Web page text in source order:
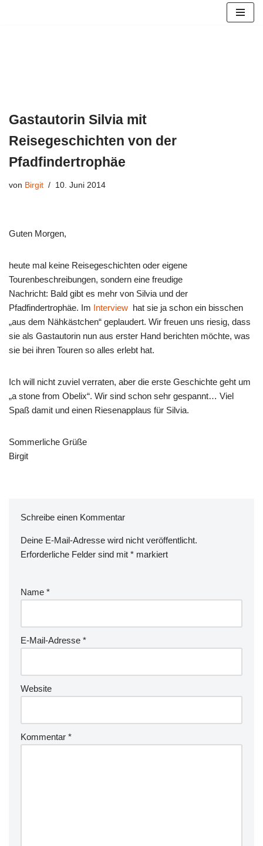
Gastautorin Silvia mit
Reisegeschichten von der
Pfadfindertrophäe
von Birgit 10. Juni 2014
Guten Morgen,
heute mal keine Reisegeschichten oder eigene
Tourenbeschreibungen, sondern eine freudige
Nachricht: Bald gibt es mehr von Silvia und der
Pfadfindertrophäe. Im Interview hat sie ja schon ein bisschen
„aus dem Nähkästchen“ geplaudert. Wir freuen uns riesig, dass
sie als Gastautorin nun aus erster Hand berichten möchte, was
sie bei ihren Touren so alles erlebt hat.
Ich will nicht zuviel verraten, aber die erste Geschichte geht um
„a stone from Obelix“. Wir sind schon sehr gespannt… Viel
Spaß damit und einen Riesenapplaus für Silvia.
Sommerliche Grüße
Birgit
Schreibe einen Kommentar
Deine E-Mail-Adresse wird nicht veröffentlicht.
Erforderliche Felder sind mit * markiert
Name *
E-Mail-Adresse *
Website
Kommentar *